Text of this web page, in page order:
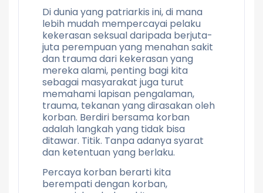
Di dunia yang patriarkis ini, di mana
lebih mudah mempercayai pelaku
kekerasan seksual daripada berjuta-
juta perempuan yang menahan sakit
dan trauma dari kekerasan yang
mereka alami, penting bagi kita
sebagai masyarakat juga turut
memahami lapisan pengalaman,
trauma, tekanan yang dirasakan oleh
korban. Berdiri bersama korban
adalah langkah yang tidak bisa
ditawar. Titik. Tanpa adanya syarat
dan ketentuan yang berlaku.
Percaya korban berarti kita
berempati dengan korban,